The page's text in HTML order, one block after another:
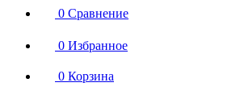
0 Сравнение
0 Избранное
0 Корзина